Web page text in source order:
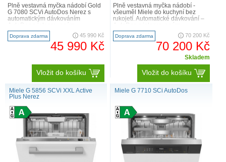
Plně vestavná myčka nádobí Gold
G 7080 SCVi AutoDos Nerez s
automatickým dávkováním
zásobníkem na PowerDisk
nejvyššítří..
Doprava zdarma 45 990 Kč
45 990 Kč
Vložit do košíku
Plně vestavná myčka nádobí -
všeuměl Miele do kuchyní bez
rukojetí. Automatické dávkování –
PowerDiskem Inovativní design a..
Doprava zdarma 70 200 Kč
70 200 Kč
Skladem
Vložit do košíku
Miele G 5856 SCVi XXL Active
Plus Nerez
Miele G 7710 SCi AutoDos